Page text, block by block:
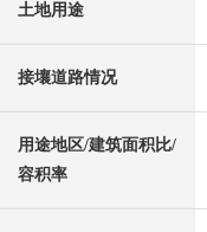
土地用途
接壤道路情况
用途地区/建筑面积比/
容积率